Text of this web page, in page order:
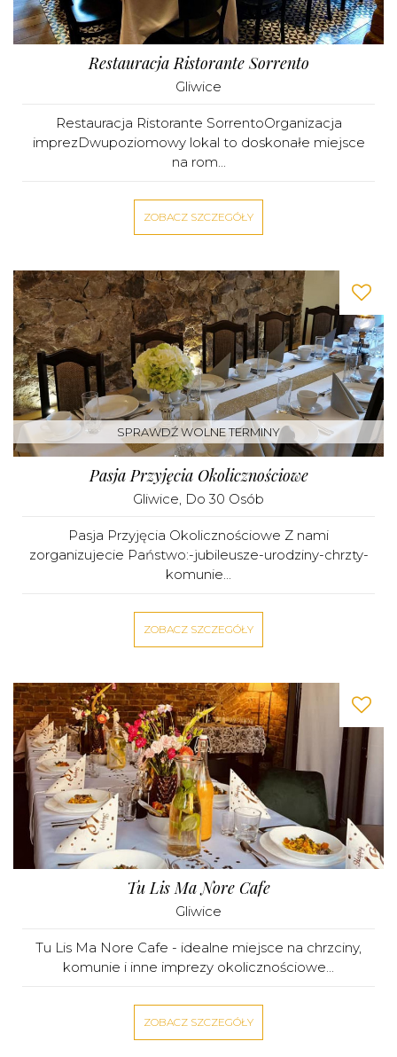
Restauracja Ristorante Sorrento
Gliwice
Restauracja Ristorante SorrentoOrganizacja
imprezDwupoziomowy lokal to doskonałe miejsce
na rom...
ZOBACZ SZCZEGÓŁY
SPRAWDŹ WOLNE TERMINY
Pasja Przyjęcia Okolicznościowe
Gliwice, Do 30 Osób
Pasja Przyjęcia Okolicznościowe Z nami
zorganizujecie Państwo:-jubileusze-urodziny-chrzty-
komunie...
ZOBACZ SZCZEGÓŁY
Tu Lis Ma Nore Cafe
Gliwice
Tu Lis Ma Nore Cafe - idealne miejsce na chrzciny,
komunie i inne imprezy okolicznościowe...
ZOBACZ SZCZEGÓŁY